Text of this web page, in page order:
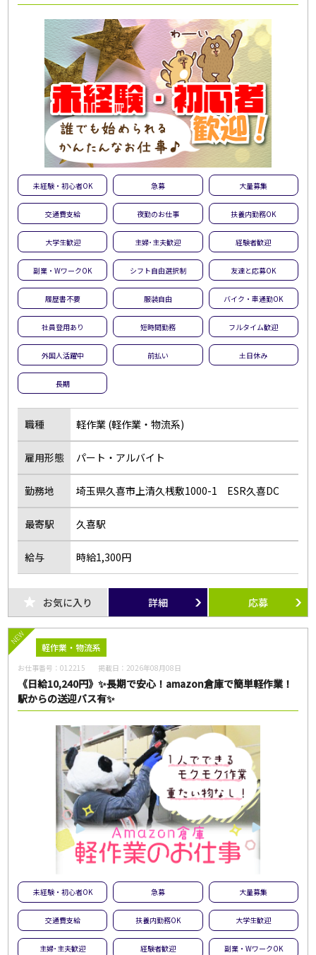
未経験・初心者OK 急募 大量募集
交通費支給 夜勤のお仕事 扶養内勤務OK
大学生歓迎 主婦･主夫歓迎 経験者歓迎
副業・WワークOK シフト自由選択制 友達と応募OK
履歴書不要 服装自由 バイク・車通勤OK
社員登用あり 短時間勤務 フルタイム歓迎
外国人活躍中 前払い 土日休み
長期
職種 軽作業 (軽作業・物流系)
雇用形態 パート・アルバイト
勤務地 埼玉県久喜市上清久桟敷1000-1 ESR久喜DC
最寄駅 久喜駅
給与 時給1,300円
お気に入り 詳細 応募
NEW
軽作業・物流系
お仕事番号：012215 掲載日： 2026年08月08日
《日給10,240円》✨長期で安心！amazon倉庫で簡単軽作業！
駅からの送迎バス有✨
未経験・初心者OK 急募 大量募集
交通費支給 扶養内勤務OK 大学生歓迎
主婦･主夫歓迎 経験者歓迎 副業・WワークOK
全ての条件をクリア